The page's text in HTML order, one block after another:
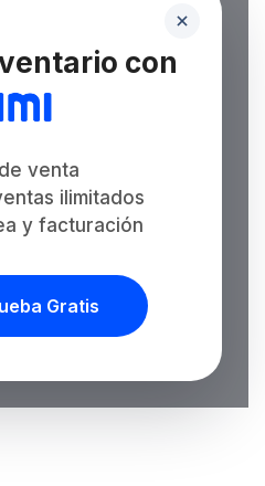
con
venta
ilimitados
y facturación
Gratis